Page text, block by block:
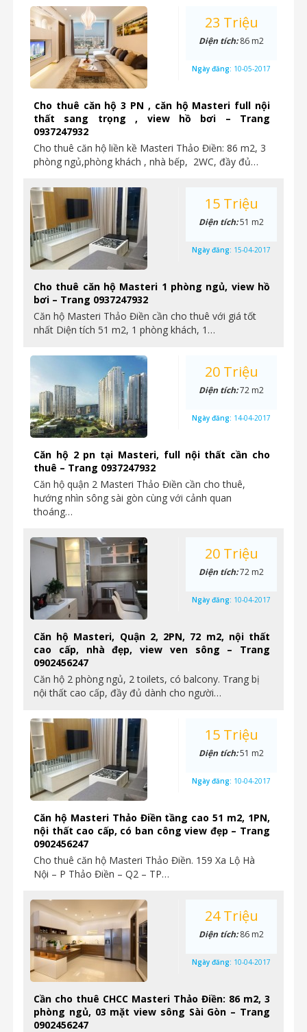
Cho thuê căn hộ 3 PN , căn hộ Masteri full nội
thất sang trọng , view hồ bơi – Trang
0937247932
Cho thuê căn hộ liền kề Masteri Thảo Điền: 86 m2, 3
phòng ngủ,phòng khách , nhà bếp, 2WC, đầy đủ…
23 Triệu
Diện tích:86 m2
Ngày đăng: 10-05-2017
Cho thuê căn hộ Masteri 1 phòng ngủ, view hồ
bơi – Trang 0937247932
Căn hộ Masteri Thảo Điền cần cho thuê với giá tốt
nhất Diện tích 51 m2, 1 phòng khách, 1…
15 Triệu
Diện tích:51 m2
Ngày đăng: 15-04-2017
Căn hộ 2 pn tại Masteri, full nội thất cần cho
thuê – Trang 0937247932
Căn hộ quận 2 Masteri Thảo Điền cần cho thuê,
hướng nhìn sông sài gòn cùng với cảnh quan
thoáng…
20 Triệu
Diện tích:72 m2
Ngày đăng: 14-04-2017
Căn hộ Masteri, Quận 2, 2PN, 72 m2, nội thất
cao cấp, nhà đẹp, view ven sông – Trang
0902456247
Căn hộ 2 phòng ngủ, 2 toilets, có balcony. Trang bị
nội thất cao cấp, đầy đủ dành cho người…
20 Triệu
Diện tích:72 m2
Ngày đăng: 10-04-2017
Căn hộ Masteri Thảo Điền tầng cao 51 m2, 1PN,
nội thất cao cấp, có ban công view đẹp – Trang
0902456247
Cho thuê căn hộ Masteri Thảo Điền. 159 Xa Lộ Hà
Nội – P Thảo Điền – Q2 – TP…
15 Triệu
Diện tích:51 m2
Ngày đăng: 10-04-2017
Cần cho thuê CHCC Masteri Thảo Điền: 86 m2, 3
phòng ngủ, 03 mặt view sông Sài Gòn – Trang
0902456247
24 Triệu
Diện tích:86 m2
Ngày đăng: 10-04-2017